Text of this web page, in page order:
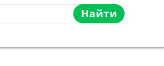
Найти